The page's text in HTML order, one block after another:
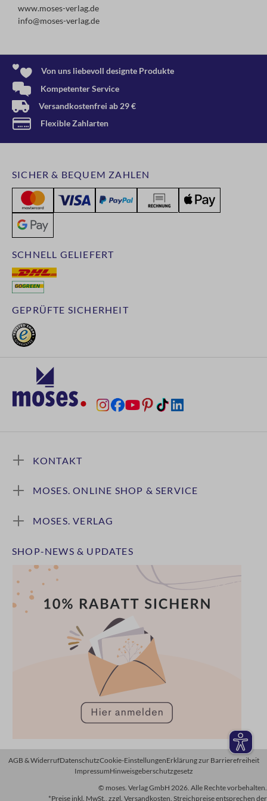
www.moses-verlag.de
info@moses-verlag.de
Von uns liebevoll designte Produkte
Kompetenter Service
Versandkostenfrei ab 29 €
Flexible Zahlarten
GEPRÜFTE SICHERHEIT
SCHNELL GELIEFERT
SICHER & BEQUEM ZAHLEN
KONTAKT
MOSES. ONLINE SHOP & SERVICE
MOSES. VERLAG
SHOP-NEWS & UPDATES
AGB & WiderrufDatenschutzCookie-EinstellungenErklärung zur Barrierefreiheit
ImpressumHinweisgeberschutzgesetz
© moses. Verlag GmbH 2026. Alle Rechte vorbehalten.
*Preise inkl. MwSt., zzgl. Versandkosten. Streichpreise entsprechen der